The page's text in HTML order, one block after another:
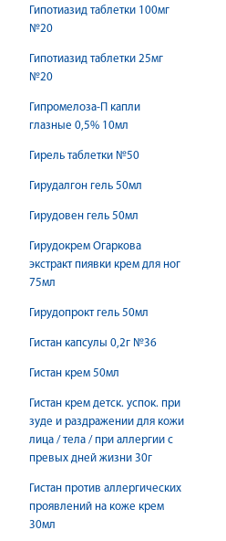
Гипотиазид таблетки 100мг
№20
Гипотиазид таблетки 25мг
№20
Гипромелоза-П капли
глазные 0,5% 10мл
Гирель таблетки №50
Гирудалгон гель 50мл
Гирудовен гель 50мл
Гирудокрем Огаркова
экстракт пиявки крем для ног
75мл
Гирудопрокт гель 50мл
Гистан капсулы 0,2г №36
Гистан крем 50мл
Гистан крем детск. успок. при
зуде и раздражении для кожи
лица / тела / при аллергии с
превых дней жизни 30г
Гистан против аллергических
проявлений на коже крем
30мл